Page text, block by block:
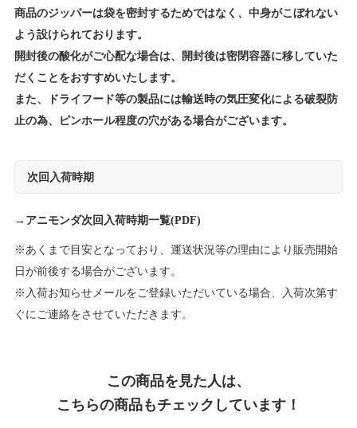
商品のジッパーは袋を密封するためではなく、中身がこぼれない
よう設けられております。
開封後の酸化がご心配な場合は、開封後は密閉容器に移していた
だくことをおすすめいたします。
また、ドライフード等の製品には輸送時の気圧変化による破裂防
止の為、ピンホール程度の穴がある場合がございます。
次回入荷時期
→ アニモンダ次回入荷時期一覧(PDF)
※あくまで目安となっており、運送状況等の理由により販売開始
日が前後する場合がございます。
※入荷お知らせメールをご登録いただいている場合、入荷次第す
ぐにご連絡をさせていただきます。
この商品を見た人は、
こちらの商品もチェックしています！